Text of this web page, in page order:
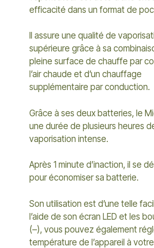
efficacité dans un format de
Il assure une qualité de
supérieure grâce à sa
pleine surface de chauffe par
l’air chaude et d’un chauffage
supplémentaire par conduction.
Grâce à ses deux batteries, le
une durée de plusieurs heures
vaporisation intense.
Après 1 minute d’inaction, il se
pour économiser sa batterie.
Son utilisation est d’une telle
l’aide de son écran LED et les
(–), vous pouvez également
température de l’appareil à